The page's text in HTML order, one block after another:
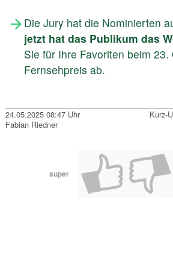
Die Jury hat die Nominierten
jetzt hat das Publikum das
Sie für Ihre Favoriten beim 23.
Fernsehpreis ab.
24.05.2025 08:47 Uhr Kurz-
Fabian Riedner
super